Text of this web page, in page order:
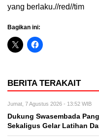
yang berlaku.//red//tim
Bagikan ini:
BERITA TERAKAIT
Jumat, 7 Agustus 2026 - 13:52 WIB
Dukung Swasembada
Sekaligus Gelar Latihan